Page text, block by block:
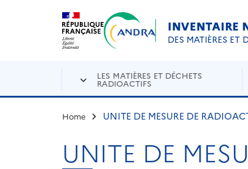
Aller au contenu principal
INVENTAIRE
DES MATIÈRES ET
LES MATIÈRES ET DÉCHETS
RADIOACTIFS
Home UNITE DE MESURE DE
UNITE DE